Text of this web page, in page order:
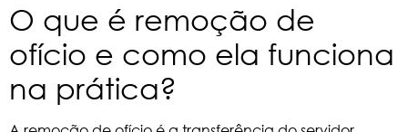
O que é remoção de
ofício e como ela funciona
na prática?